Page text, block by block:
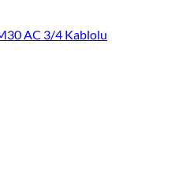
AC 3/4 Kablolu